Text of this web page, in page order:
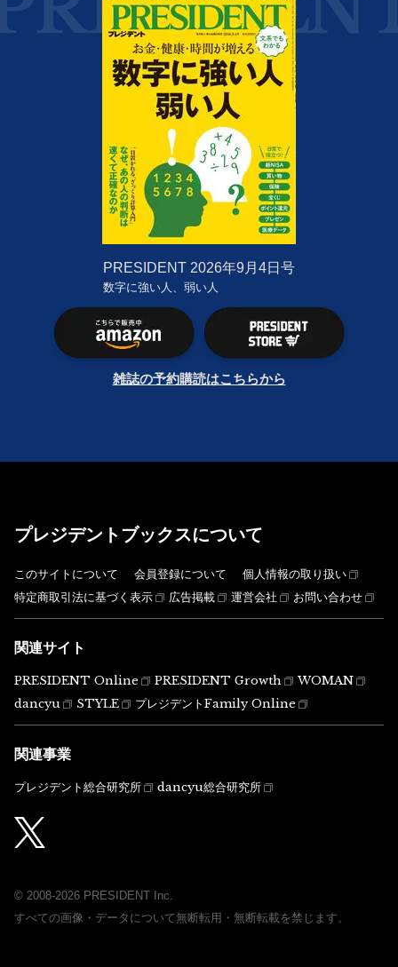
PRESIDENT 2026年9月4日号
数字に強い人、弱い人
雑誌の予約購読はこちらから
プレジデントブックスについて
このサイトについて 会員登録について
個人情報の取り扱い
特定商取引法に基づく表示
広告掲載 運営会社 お問い合わせ
関連サイト
PRESIDENT Online PRESIDENT Growth
WOMAN
dancyu
STYLE プレジデントFamily Online
関連事業
プレジデント総合研究所 dancyu総合研究所
© 2008-2026 PRESIDENT Inc.
すべての画像・データについて無断転用・無断転載を禁じます。